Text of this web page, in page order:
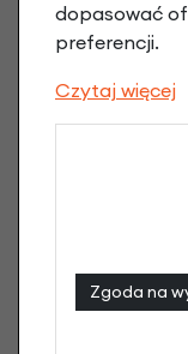
Nóżka
dopasować
preferencji.
Czytaj więcej
Zgoda na